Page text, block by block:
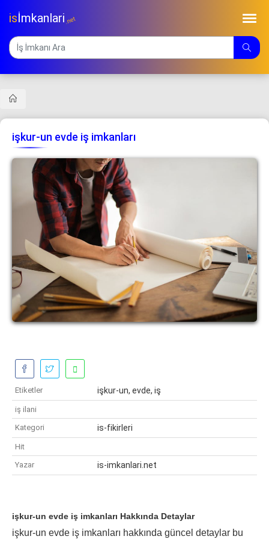
isİmkanlari.net
işkur-un evde iş imkanları
Etiketler işkur-un, evde, iş
iş ilani
Kategori
is-fikirleri
Hit
Yazar
is-imkanlari.net
işkur-un evde iş imkanları Hakkında Detaylar
işkur-un evde iş imkanları hakkında güncel detaylar bu